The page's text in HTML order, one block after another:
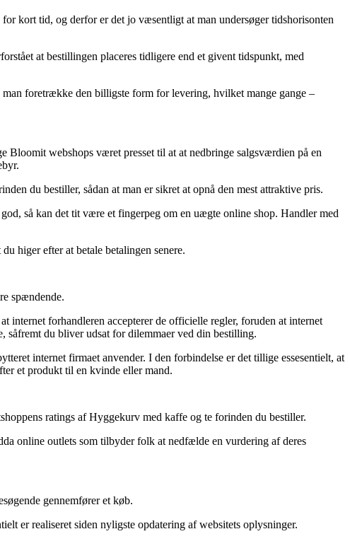
kort tid, og derfor er det jo væsentligt at man undersøger tidshorisonten
at bestillingen placeres tidligere end et givent tidspunkt, med
foretrække den billigste form for levering, hvilket mange gange –
Bloomit webshops været presset til at at nedbringe salgsværdien på en
du bestiller, sådan at man er sikret at opnå den mest attraktive pris.
så kan det tit være et fingerpeg om en uægte online shop. Handler med
higer efter at betale betalingen senere.
spændende.
forhandleren accepterer de officielle regler, foruden at internet
såfremt du bliver udsat for dilemmaer ved din bestilling.
internet firmaet anvender. I den forbindelse er det tillige essesentielt, at
et produkt til en kvinde eller mand.
ratings af Hyggekurv med kaffe og te forinden du bestiller.
online outlets som tilbyder folk at nedfælde en vurdering af deres
gennemfører et køb.
er realiseret siden nyligste opdatering af websitets oplysninger.